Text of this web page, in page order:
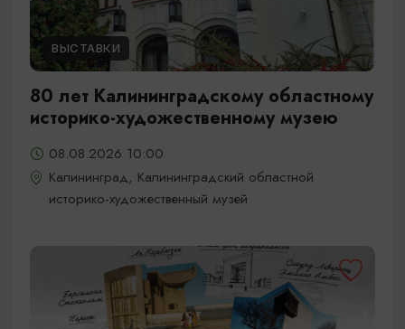
ВЫСТАВКИ
80 лет Калининградскому областному
историко-художественному музею
08.08.2026 10:00
Калининград, Калининградский областной
историко-художественный музей